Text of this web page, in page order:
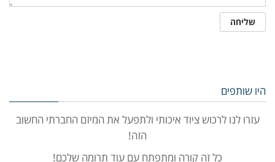
היו שותפים
עזרו לנו לרכוש ציוד איכותי ולתפעל את המיזם החברתי החשוב
הזה!
כל זה קורה ומתפתח עם עוד תרומה שלכם!